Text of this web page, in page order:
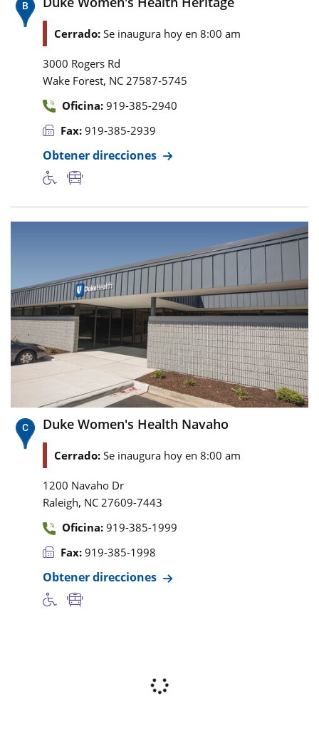
Cerrado: Se inaugura hoy en 8:00 am
3000 Rogers Rd
Wake Forest, NC 27587-5745
Oficina: 919-385-2940
Fax: 919-385-2939
Obtener direcciones
Duke Women's Health Navaho
Cerrado: Se inaugura hoy en 8:00 am
1200 Navaho Dr
Raleigh, NC 27609-7443
Oficina: 919-385-1999
Fax: 919-385-1998
Obtener direcciones